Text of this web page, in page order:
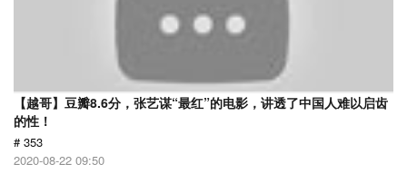
【越哥】豆瓣8.6分，张艺谋“最红”的电影，讲透了中国人难以启齿
的性！
# 353
2020-08-22 09:50